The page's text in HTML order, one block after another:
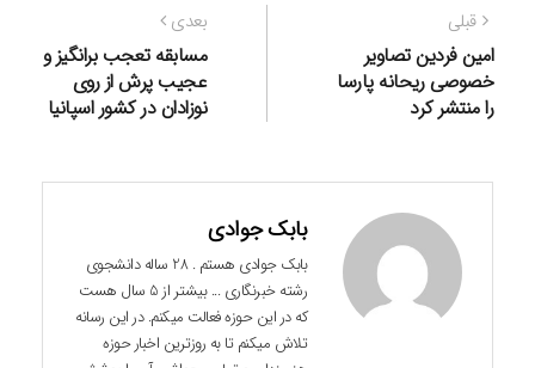
راهبری
نوشته
قبلی
قبلی:
امین فردین تصاویر
خصوصی ریحانه پارسا
را منتشر کرد
بعدی
بعدی:
مسابقه تعجب برانگیز و
عجیب پرش از روی
نوزادان در کشور اسپانیا
بابک جوادی
بابک جوادی هستم . 28 ساله دانشجوی
رشته خبرنگاری ... بیشتر از 5 سال هست
که در این حوزه فعالت میکنم. در این رسانه
تلاش میکنم تا به روزترین اخبار حوزه